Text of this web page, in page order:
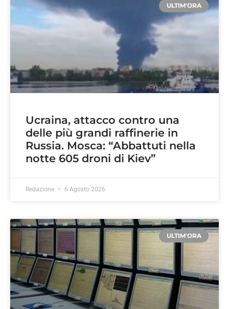
ULTIM'ORA
Ucraina, attacco contro una
delle più grandi raffinerie in
Russia. Mosca: “Abbattuti nella
notte 605 droni di Kiev”
Redazione 6 Agosto 2026
ULTIM'ORA